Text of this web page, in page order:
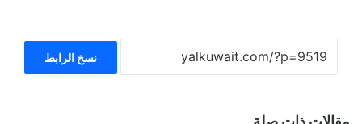
نسخ الرابط